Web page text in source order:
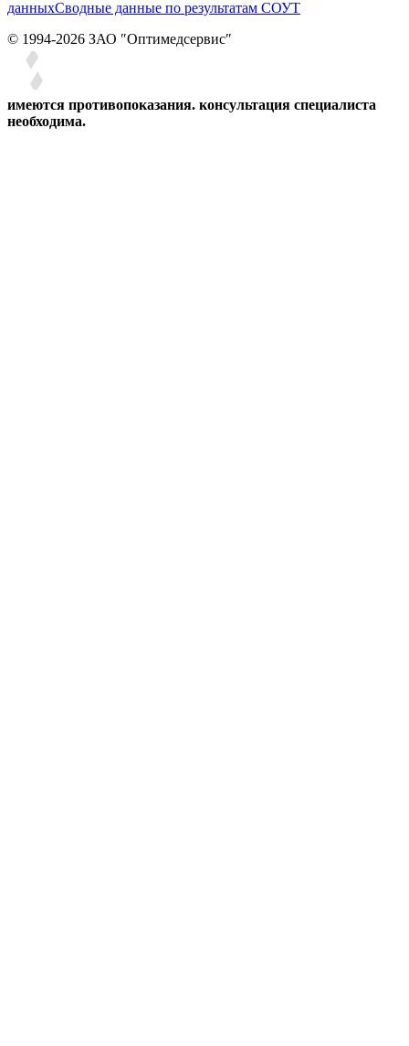
данныхСводные данные по результатам СОУТ
© 1994-2026 ЗАО ″Оптимедсервис″
имеются противопоказания. консультация специалиста
необходима.